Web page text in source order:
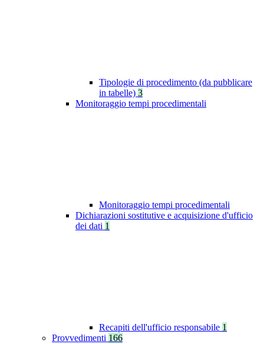
Tipologie di procedimento (da pubblicare
in tabelle) 3
Monitoraggio tempi procedimentali
Monitoraggio tempi procedimentali
Dichiarazioni sostitutive e acquisizione d'ufficio
dei dati 1
Recapiti dell'ufficio responsabile 1
Provvedimenti 166